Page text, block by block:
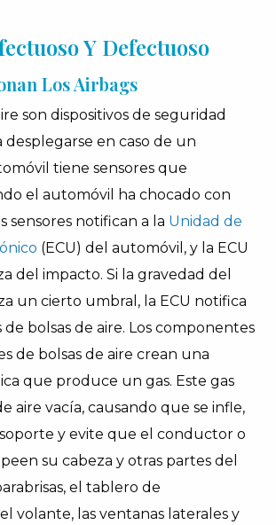
Y Defectuoso
Los Airbags
son dispositivos de seguridad
desplegarse en caso de un
tiene sensores que
el automóvil ha chocado con
sensores notifican a la Unidad de
(ECU) del automóvil, y la ECU
del impacto. Si la gravedad del
un cierto umbral, la ECU notifica
de bolsas de aire. Los componentes
de bolsas de aire crean una
que produce un gas. Este gas
aire vacía, causando que se infle,
soporte y evite que el conductor o
su cabeza y otras partes del
el tablero de
volante, las ventanas laterales y